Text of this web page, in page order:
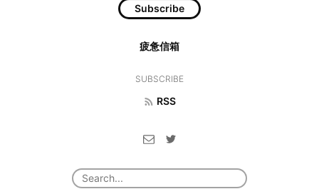
Subscribe
疲惫信箱
SUBSCRIBE
RSS